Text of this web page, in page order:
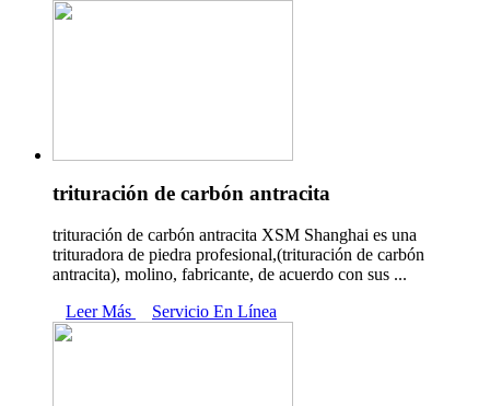
trituración de carbón antracita
trituración de carbón antracita XSM Shanghai es una
trituradora de piedra profesional,(trituración de carbón
antracita), molino, fabricante, de acuerdo con sus ...
Leer Más
Servicio En Línea